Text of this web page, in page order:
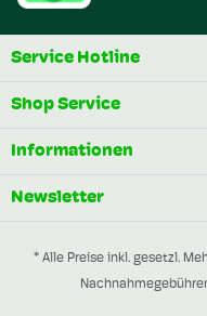
Service Hotline
Shop Service
Informationen
Newsletter
* Alle Preise inkl. gesetzl.